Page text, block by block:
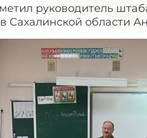
руководитель
Сахалинской области